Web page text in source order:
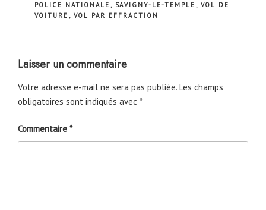
POLICE NATIONALE , SAVIGNY-LE-TEMPLE , VOL DE
VOITURE , VOL PAR EFFRACTION
Laisser un commentaire
Votre adresse e-mail ne sera pas publiée. Les champs
obligatoires sont indiqués avec *
Commentaire *